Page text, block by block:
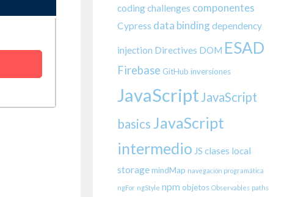
coding challenges componentes
Cypress data binding dependency
injection Directives DOM ESAD
Firebase GitHub inversiones
JavaScript JavaScript
basics JavaScript
intermedio JS clases local
storagemindMap navegación programática
ngFor ngStyle npm objetos Observables paths